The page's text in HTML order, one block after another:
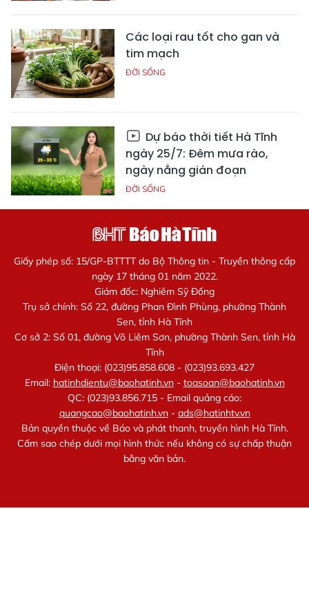
Các loại rau tốt cho gan và
tim mạch
ĐỜI SỐNG
Dự báo thời tiết Hà Tĩnh
ngày 25/7: Đêm mưa rào,
ngày nắng gián đoạn
ĐỜI SỐNG
Giấy phép số: 15/GP-BTTTT do Bộ Thông tin - Truyền thông cấp
ngày 17 tháng 01 năm 2022.
Giám đốc: Nghiêm Sỹ Đống
Trụ sở chính: Số 22, đường Phan Đình Phùng, phường Thành
Sen, tỉnh Hà Tĩnh
Cơ sở 2: Số 01, đường Võ Liêm Sơn, phường Thành Sen, tỉnh Hà
Tĩnh
Điện thoại: (023)95.858.608 - (023)93.693.427
Email: hatinhdientu@baohatinh.vn- toasoan@baohatinh.vn
QC: (023)93.856.715 - Email quảng cáo:
quangcao@baohatinh.vn- ads@hatinhtv.vn
Bản quyền thuộc về Báo và phát thanh, truyền hình Hà Tĩnh.
Cấm sao chép dưới mọi hình thức nếu không có sự chấp thuận
bằng văn bản.